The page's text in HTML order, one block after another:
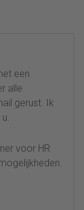
een
alle
gerust. Ik
voor HR